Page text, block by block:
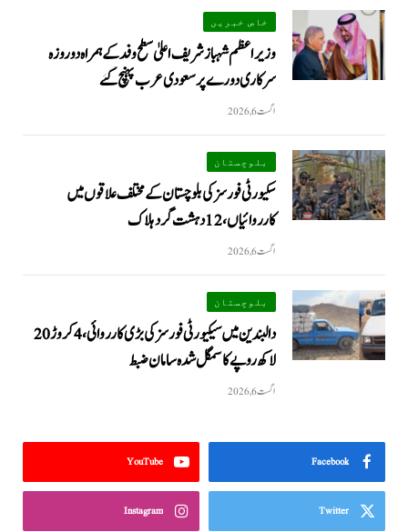
خاص خبریں
وزیراعظم شہبازشریف اعلیٰ سطح وفد کے ہمراہ دو روزه
سرکاری دورے پر سعودی عرب پہنچ گئے
اگست 6, 2026
بلوچستان
سکیورٹی فورسز کی بلوچستان کے مختلف علاقوں میں
کارروائیاں ، 12 دہشت گرد ہلاک
اگست 6, 2026
بلوچستان
دالبندین میں سیکیورٹی فورسز کی بڑی کارروائی، 4 کروڑ 20
لاکھ روپے کا سمگل شدہ سامان ضبط
اگست 6, 2026
Facebook
YouTube
Twitter
Instagram